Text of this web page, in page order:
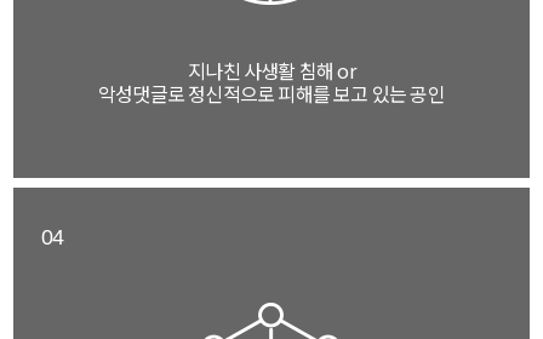
지나친 사생활 침해 or
악성댓글로 정신적으로 피해를 보고 있는 공인
04